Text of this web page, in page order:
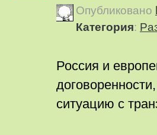
Опубликовано
Категория:
Россия и
ситуацию с